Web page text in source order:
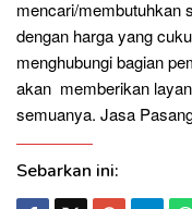
mencari/membutuhkan
dengan harga yang
menghubungi bagian
akan memberikan
semuanya. Jasa
Sebarkan ini: